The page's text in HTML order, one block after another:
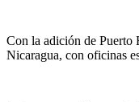
Con la adición de Puerto
Nicaragua, con oficinas